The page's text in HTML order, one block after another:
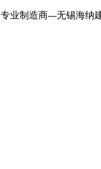
专业制造商---无锡海纳